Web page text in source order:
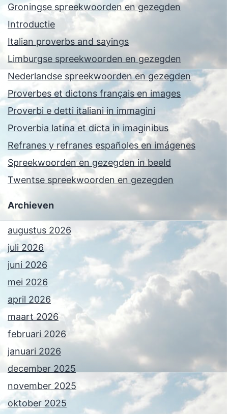
Groningse spreekwoorden en gezegden
Introductie
Italian proverbs and sayings
Limburgse spreekwoorden en gezegden
Nederlandse spreekwoorden en gezegden
Proverbes et dictons français en images
Proverbi e detti italiani in immagini
Proverbia latina et dicta in imaginibus
Refranes y refranes españoles en imágenes
Spreekwoorden en gezegden in beeld
Twentse spreekwoorden en gezegden
Archieven
augustus 2026
juli 2026
juni 2026
mei 2026
april 2026
maart 2026
februari 2026
januari 2026
december 2025
november 2025
oktober 2025